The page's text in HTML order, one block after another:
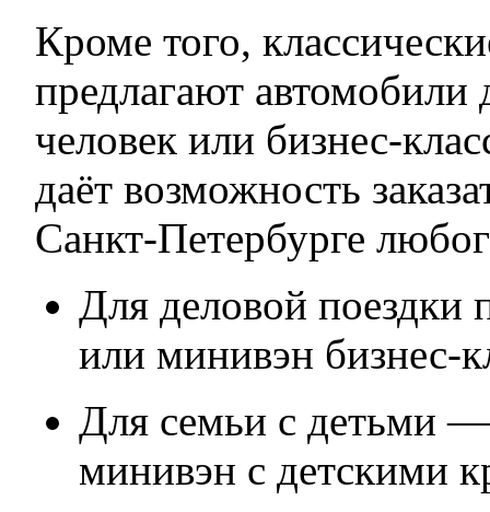
Кроме того,
предлагают автомобили
человек или бизнес-
даёт возможность
Санкт-Петербурге
Для деловой поездки
или минивэн бизнес-
Для семьи с детьми
минивэн с детскими